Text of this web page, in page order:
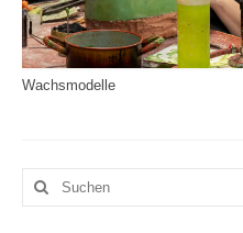
Wachsmodelle
Suchen
nach: